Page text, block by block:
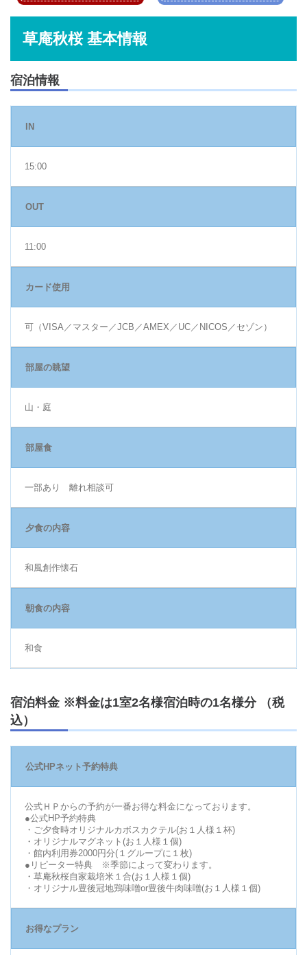
草庵秋桜 基本情報
宿泊情報
IN
15:00
OUT
11:00
カード使用
可（VISA／マスター／JCB／AMEX／UC／NICOS／セゾン）
部屋の眺望
山・庭
部屋食
一部あり 離れ相談可
夕食の内容
和風創作懐石
朝食の内容
和食
宿泊料金 ※料金は1室2名様宿泊時の1名様分 （税
込）
公式HPネット予約特典
公式ＨＰからの予約が一番お得な料金になっております。
●公式HP予約特典
・ご夕食時オリジナルカボスカクテル(お１人様１杯)
・オリジナルマグネット(お１人様１個)
・館内利用券2000円分(１グループに１枚)
●リピーター特典 ※季節によって変わります。
・草庵秋桜自家栽培米１合(お１人様１個)
・オリジナル豊後冠地鶏味噌or豊後牛肉味噌(お１人様１個)
お得なプラン